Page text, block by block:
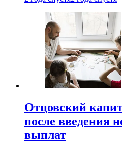
Отцовский
после введения
выплат